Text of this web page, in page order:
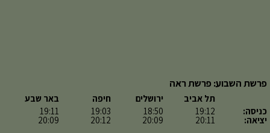
פרשת השבוע: פרשת ראה
כניסה:
יציאה:
תל אביב
19:12
20:11
ירושלים
18:50
20:09
חיפה
19:03
20:12
באר שבע
19:11
20:09